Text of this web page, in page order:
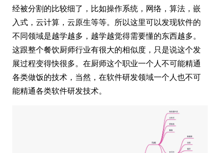
经被分割的比较细了，比如操作系统，网络，算法，嵌
入式，云计算，云原生等等。所以这里可以发现软件的
不同领域是越学越多，越学越觉得需要懂的东西越多。
这跟整个餐饮厨师行业有很大的相似度，只是说这个发
展过程变得快很多。在厨师这个职业一个人不可能精通
各类做饭的技术，当然，在软件研发领域一个人也不可
能精通各类软件研发技术。